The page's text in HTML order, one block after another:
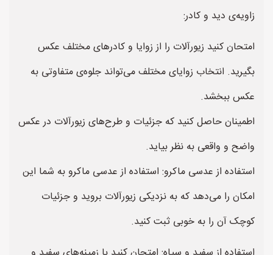
زاویه‌ی دید و کادر:
امتحان کنید زیورآلات را از زوایا و کادرهای مختلف عکس
بگیرید. انتخاب زوایای مختلف می‌تواند جلوه‌ی متفاوتی به
عکس ببخشد.
اطمینان حاصل کنید که جزئیات و طرح‌های زیورآلات در عکس
واضح و واقعی به نظر بیاید.
استفاده از عدسی ماکرو: استفاده از عدسی ماکرو به شما این
امکان را می‌دهد که به نزدیکی زیورآلات بروید و جزئیات
کوچک آن را به خوبی ثبت کنید.